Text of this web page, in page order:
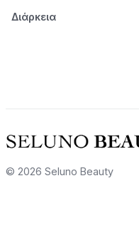
Διάρκεια
© 2026 Seluno Beauty